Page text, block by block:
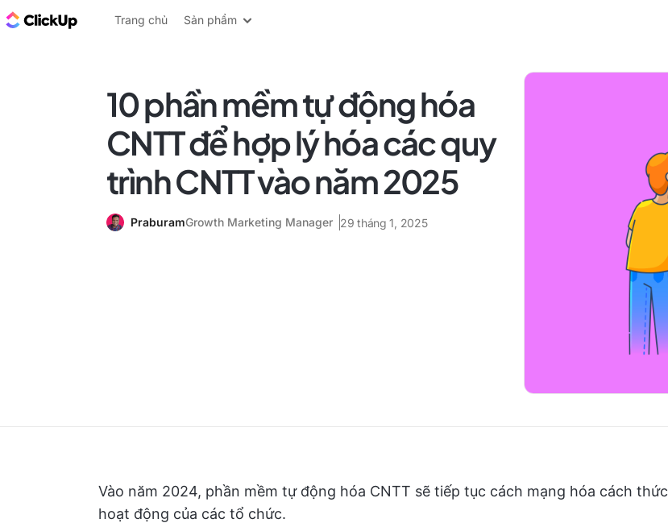
ClickUp Blog
Trang chủ Sản phẩm
10 phần mềm tự động hóa
CNTT để hợp lý hóa các quy
trình CNTT vào năm 2025
PraburamGrowth Marketing Manager 29 tháng 1, 2025
Vào năm 2024, phần mềm tự động hóa CNTT sẽ tiếp tục cách mạng hóa cách thức
hoạt động của các tổ chức.